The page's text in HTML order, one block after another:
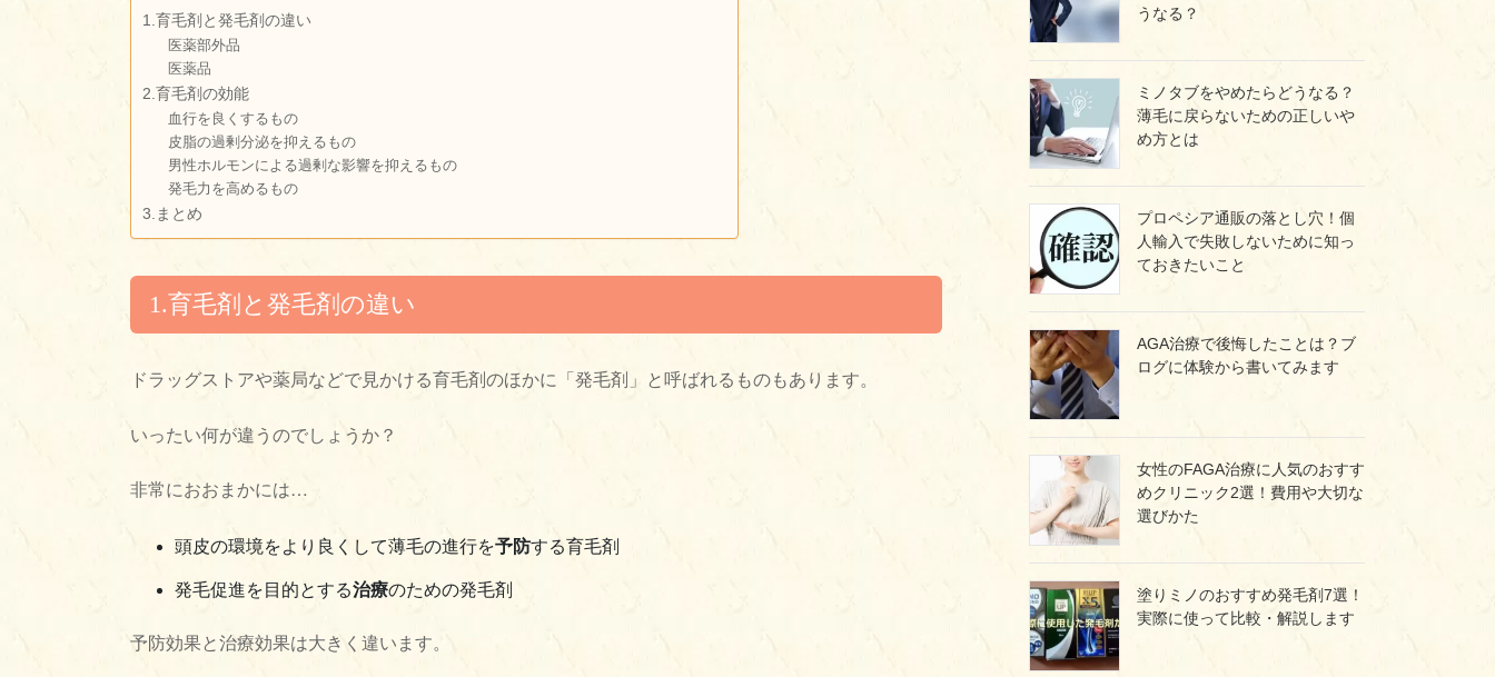
1.育毛剤と発毛剤の違い
医薬部外品
医薬品
2.育毛剤の効能
血行を良くするもの
皮脂の過剰分泌を抑えるもの
男性ホルモンによる過剰な影響を抑えるもの
発毛力を高めるもの
3.まとめ
1.育毛剤と発毛剤の違い
ドラッグストアや薬局などで見かける育毛剤のほかに「発毛剤」と呼ばれるものもあります。
いったい何が違うのでしょうか？
非常におおまかには…
頭皮の環境をより良くして薄毛の進行を予防する育毛剤
発毛促進を目的とする治療のための発毛剤
予防効果と治療効果は大きく違います。
うなる？
ミノタブをやめたらどうなる？
薄毛に戻らないための正しいや
め方とは
プロペシア通販の落とし穴！個
人輸入で失敗しないために知っ
ておきたいこと
AGA治療で後悔したことは？ブ
ログに体験から書いてみます
女性のFAGA治療に人気のおすす
めクリニック2選！費用や大切な
選びかた
塗りミノのおすすめ発毛剤7選！
実際に使って比較・解説します